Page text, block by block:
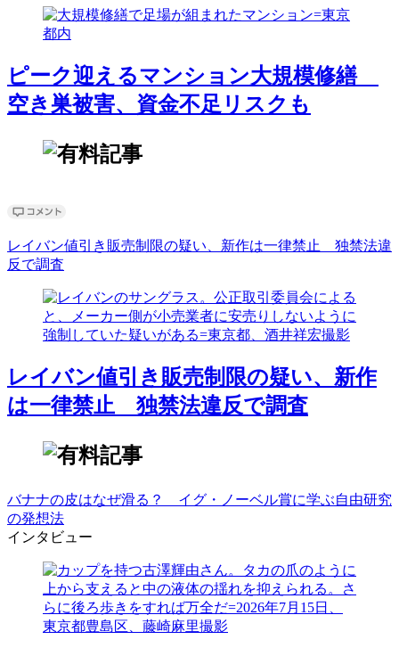
ピーク迎えるマンション大規模修繕
空き巣被害、資金不足リスクも
レイバン値引き販売制限の疑い、新作は一律禁止 独禁法違
反で調査
レイバン値引き販売制限の疑い、新作
は一律禁止 独禁法違反で調査
バナナの皮はなぜ滑る？ イグ・ノーベル賞に学ぶ自由研究
の発想法
インタビュー